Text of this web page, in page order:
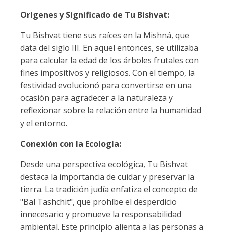
Orígenes y Significado de Tu Bishvat:
Tu Bishvat tiene sus raíces en la Mishná, que
data del siglo III. En aquel entonces, se utilizaba
para calcular la edad de los árboles frutales con
fines impositivos y religiosos. Con el tiempo, la
festividad evolucionó para convertirse en una
ocasión para agradecer a la naturaleza y
reflexionar sobre la relación entre la humanidad
y el entorno.
Conexión con la Ecología:
Desde una perspectiva ecológica, Tu Bishvat
destaca la importancia de cuidar y preservar la
tierra. La tradición judía enfatiza el concepto de
"Bal Tashchit", que prohíbe el desperdicio
innecesario y promueve la responsabilidad
ambiental. Este principio alienta a las personas a